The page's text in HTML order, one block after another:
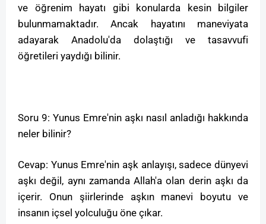
ve öğrenim hayatı gibi konularda kesin bilgiler
bulunmamaktadır. Ancak hayatını maneviyata
adayarak Anadolu'da dolaştığı ve tasavvufi
öğretileri yaydığı bilinir.
Soru 9: Yunus Emre'nin aşkı nasıl anladığı hakkında
neler bilinir?
Cevap: Yunus Emre'nin aşk anlayışı, sadece dünyevi
aşkı değil, aynı zamanda Allah'a olan derin aşkı da
içerir. Onun şiirlerinde aşkın manevi boyutu ve
insanın içsel yolculuğu öne çıkar.